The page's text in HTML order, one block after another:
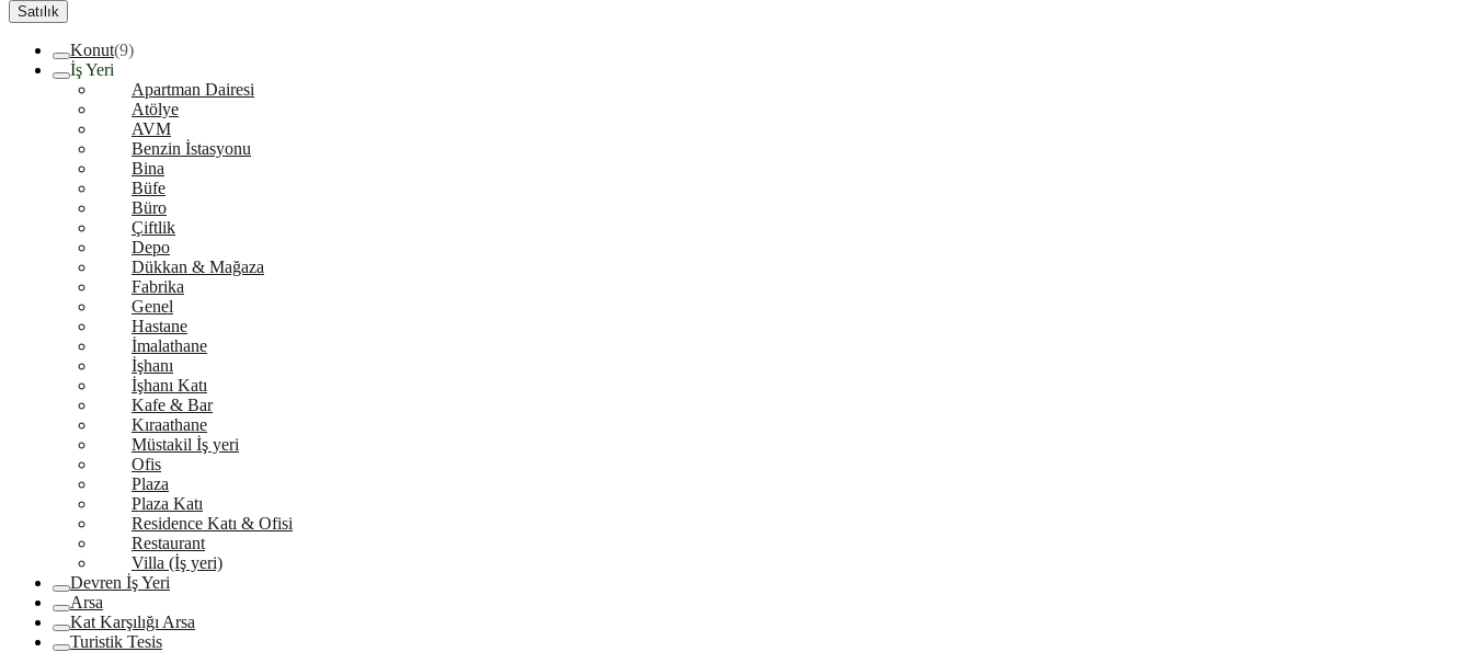
Satılık
Konut(9)
İş Yeri
Apartman Dairesi
Atölye
AVM
Benzin İstasyonu
Bina
Büfe
Büro
Çiftlik
Depo
Dükkan & Mağaza
Fabrika
Genel
Hastane
İmalathane
İşhanı
İşhanı Katı
Kafe & Bar
Kıraathane
Müstakil İş yeri
Ofis
Plaza
Plaza Katı
Residence Katı & Ofisi
Restaurant
Villa (İş yeri)
Devren İş Yeri
Arsa
Kat Karşılığı Arsa
Turistik Tesis